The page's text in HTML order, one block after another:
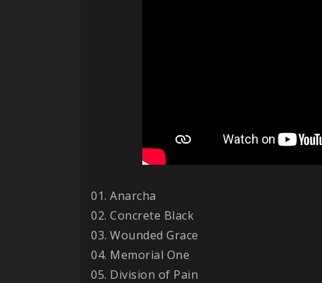
01. Anarcha
02. Concrete Black
03. Wounded Grace
04. Memorial One
05. Division of Pain